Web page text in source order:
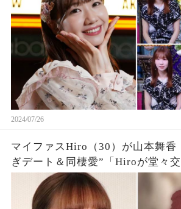
2024/07/26
マイファスHiro（30）が山本舞香
ぎデート＆同棲愛”「Hiroが堂々
太郎との“ひき逃げ破局→元サヤ